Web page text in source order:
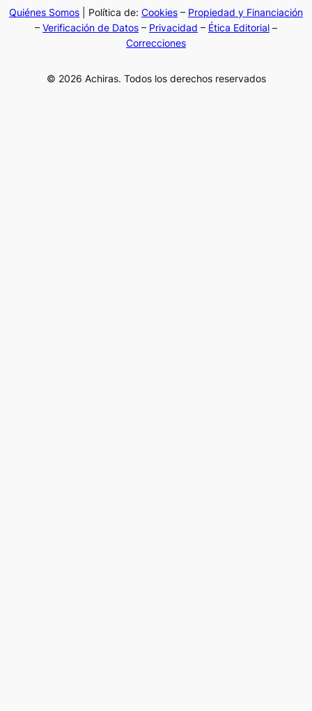
Quiénes Somos | Política de: Cookies – Propiedad y Financiación
– Verificación de Datos – Privacidad – Ética Editorial –
Correcciones
© 2026 Achiras. Todos los derechos reservados